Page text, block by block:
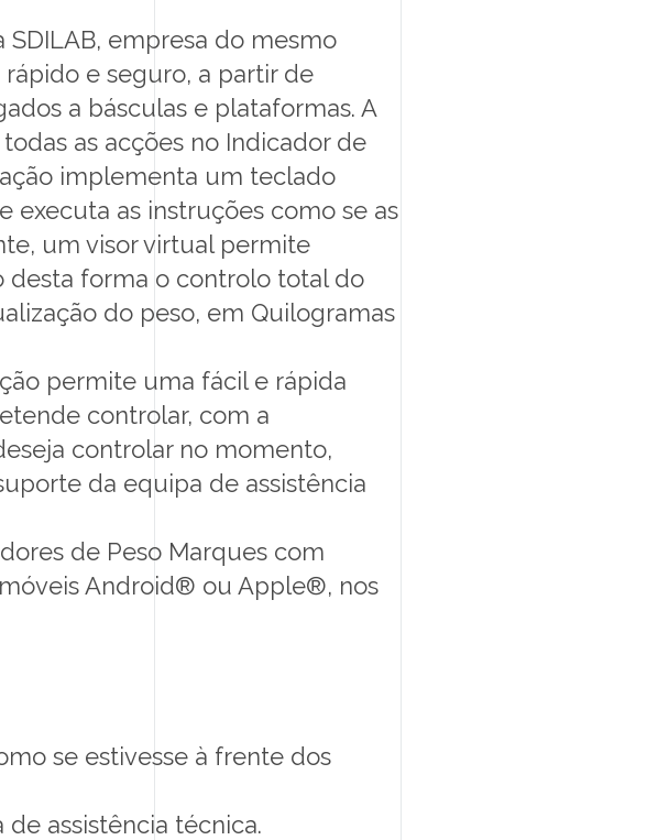
empresa do mesmo
e seguro, a partir de
a básculas e plataformas. A
as acções no Indicador de
implementa um teclado
as instruções como se as
um visor virtual permite
desta forma o controlo total do
do peso, em Quilogramas
permite uma fácil e rápida
controlar, com a
controlar no momento,
da equipa de assistência
de Peso Marques com
Android® ou Apple®, nos
se estivesse à frente dos
assistência técnica.